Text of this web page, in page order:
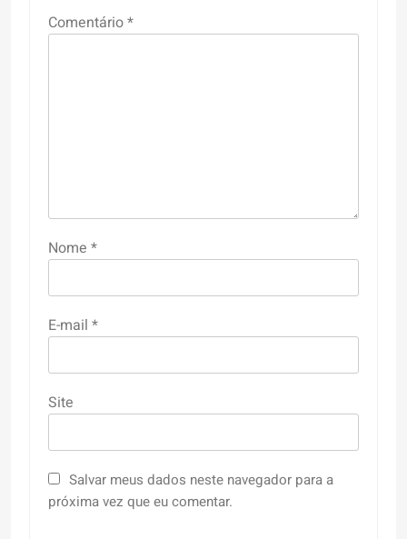
Comentário*
Nome *
E-mail *
Site
Salvar meus dados neste navegador para a
próxima vez que eu comentar.